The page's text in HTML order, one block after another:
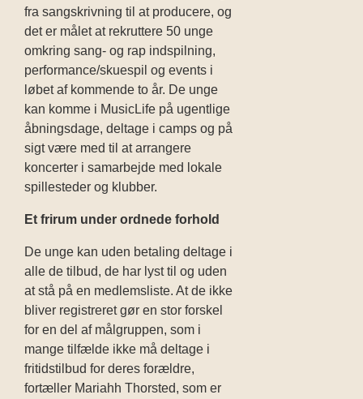
fra sangskrivning til at producere, og
det er målet at rekruttere 50 unge
omkring sang- og rap indspilning,
performance/skuespil og events i
løbet af kommende to år. De unge
kan komme i MusicLife på ugentlige
åbningsdage, deltage i camps og på
sigt være med til at arrangere
koncerter i samarbejde med lokale
spillesteder og klubber.
Et frirum under ordnede forhold
De unge kan uden betaling deltage i
alle de tilbud, de har lyst til og uden
at stå på en medlemsliste. At de ikke
bliver registreret gør en stor forskel
for en del af målgruppen, som i
mange tilfælde ikke må deltage i
fritidstilbud for deres forældre,
fortæller Mariahh Thorsted, som er